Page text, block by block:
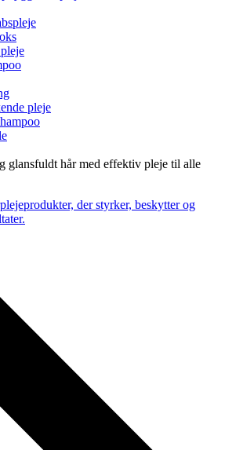
pleje
glansfuldt hår med effektiv pleje til alle
der styrker, beskytter og